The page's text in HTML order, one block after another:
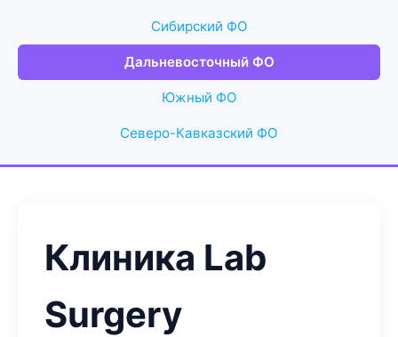
Сибирский ФО
Дальневосточный ФО
Южный ФО
Северо-Кавказский ФО
Клиника Lab
Surgery